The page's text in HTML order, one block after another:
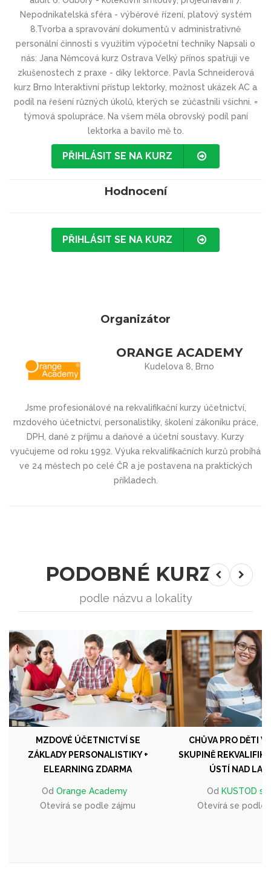
Nepodnikatelská sféra - výběrové řízení, platový systém
8.Tvorba a spravování dokumentů v administrativně
personální činnosti s využitím výpočetní techniky Napsali o
nás: Jana Němcová kurz Ostrava Velký přínos spatřuji ve
zkušenostech z praxe - díky lektorce. Pavla Schneiderová
kurz Brno Interaktivní přístup lektorky, možnost ukázek AC a
podíl na řešení různých úkolů, kterých se zúčastnili všichni. =
týmová spolupráce. Na všem měla obrovský podíl paní
lektorka a bavilo mě to.
PŘIHLÁSIT SE NA KURZ
Hodnocení
PŘIHLÁSIT SE NA KURZ
Organizátor
ORANGE ACADEMY
Kudelova 8, Brno
Jsme profesionálové na rekvalifikační kurzy účetnictví,
mzdového účetnictví, personalistiky, školení zákoníku práce,
DPH, daně z příjmu a daňové a účetní soustavy. Kurzy
vyučujeme od roku 1992. Výuka rekvalifikačních kurzů probíhá
ve 24 městech po celé ČR a je postavena na praktických
příkladech.
PODOBNÉ KURZY
podle názvu a lokality
MZDOVÉ ÚČETNICTVÍ SE
ZÁKLADY PERSONALISTIKY +
ELEARNING ZDARMA
Od Orange Academy
Otevírá se podle zájmu
CHŮVA PRO DĚTI V
SKUPINĚ
ÚSTÍ NAD
Od KUSTOD
Otevírá se podle